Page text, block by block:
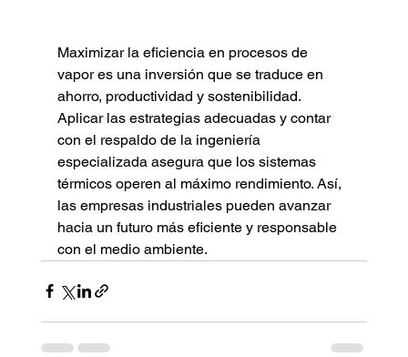
Maximizar la eficiencia en procesos de
vapor es una inversión que se traduce en
ahorro, productividad y sostenibilidad.
Aplicar las estrategias adecuadas y contar
con el respaldo de la ingeniería
especializada asegura que los sistemas
térmicos operen al máximo rendimiento. Así,
las empresas industriales pueden avanzar
hacia un futuro más eficiente y responsable
con el medio ambiente.